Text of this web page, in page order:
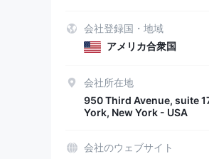
会社登録国・地域
アメリカ合衆国
会社所在地
950 Third Avenue, suite
York, New York - USA
会社のウェブサイト